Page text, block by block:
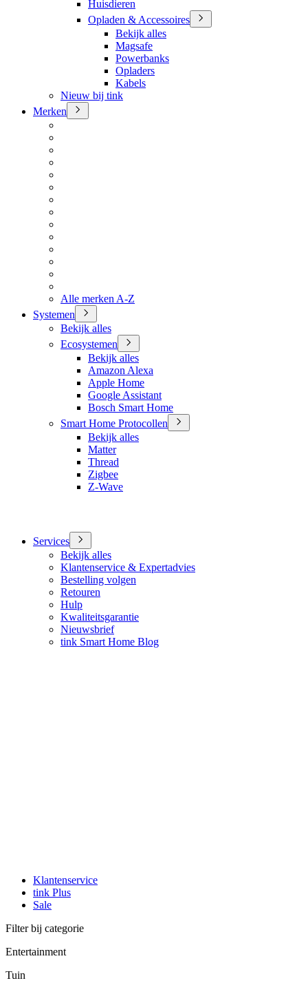
Huisdieren
Opladen & Accessoires
Bekijk alles
Magsafe
Powerbanks
Opladers
Kabels
Nieuw bij tink
Merken
Alle merken A-Z
Systemen
Bekijk alles
Ecosystemen
Bekijk alles
Amazon Alexa
Apple Home
Google Assistant
Bosch Smart Home
Smart Home Protocollen
Bekijk alles
Matter
Thread
Zigbee
Z-Wave
Services
Bekijk alles
Klantenservice & Expertadvies
Bestelling volgen
Retouren
Hulp
Kwaliteitsgarantie
Nieuwsbrief
tink Smart Home Blog
Klantenservice
tink Plus
Sale
Filter bij categorie
Entertainment
Tuin